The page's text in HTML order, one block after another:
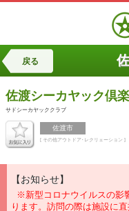
戻る
佐渡シーカヤック倶
サドシーカヤッククラブ
佐渡市
[ その他アウトドア･レクリェーション ]
【お知らせ】
※新型コロナウイルスの影
ります。訪問の際は施設に直